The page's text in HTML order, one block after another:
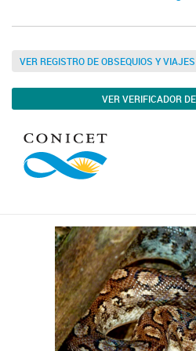
VER REGISTRO DE OBSEQUIOS Y
VER VERIFICADOR